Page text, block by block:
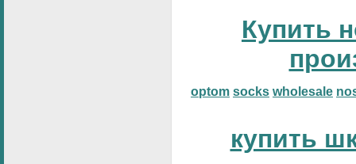
Купить
optom socks wholesale
купить